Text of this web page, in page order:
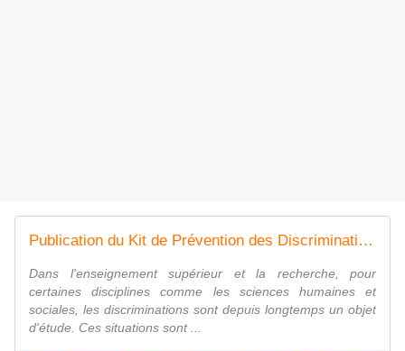
Publication du Kit de Prévention des Discriminations dans l'enseignement supérieur (CPED-AFMD) - CPED
Dans l'enseignement supérieur et la recherche, pour
certaines disciplines comme les sciences humaines et
sociales, les discriminations sont depuis longtemps un objet
d'étude. Ces situations sont ...